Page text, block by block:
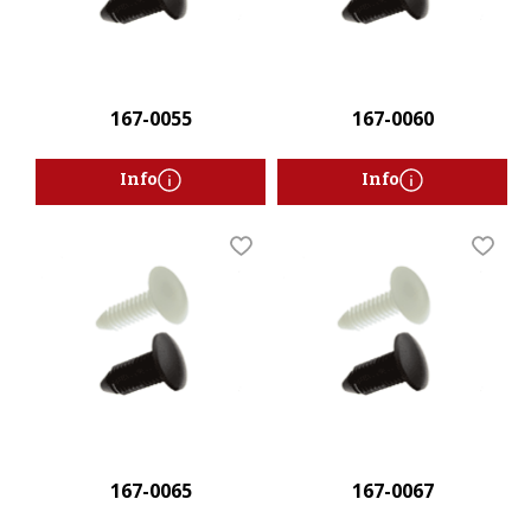
167-0055
Info
167-0060
Info
167-0065
Lägg till i favoriter
167-0067